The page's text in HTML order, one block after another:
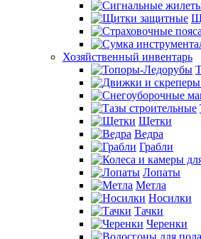
Хозяйственный инвентарь
Щетки
Ведра
Грабли
Лопаты
Метла
Носилки
Тачки
Черенки